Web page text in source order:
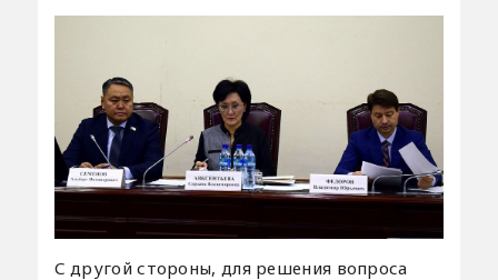
С другой стороны, для решения вопроса